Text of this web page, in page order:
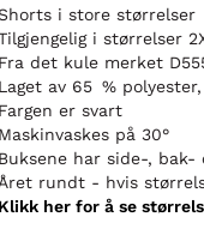
i store størrelser
i størrelser
Fra det kule merket
Laget av 65 %
Fargen er svart
Maskinvaskes på 30°
Buksene har side-, bak-
Året rundt - hvis
Klikk her for å se